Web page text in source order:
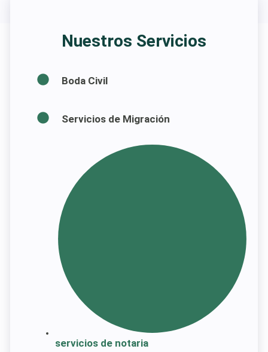
Nuestros Servicios
Boda Civil
Servicios de Migración
servicios de notaria